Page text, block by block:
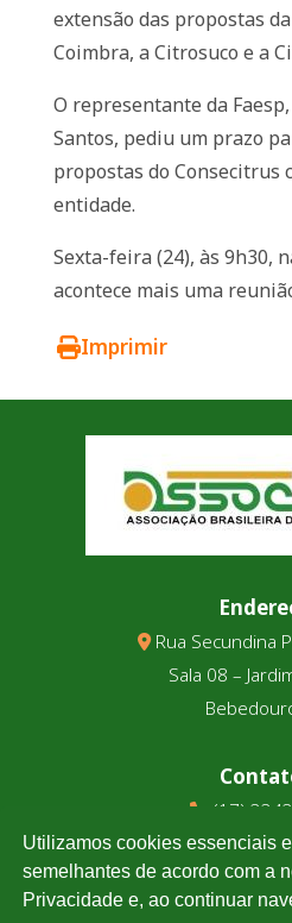
extensão das propostas
Coimbra, a Citrosuco e a
O representante da
Santos, pediu um prazo
propostas do Consecitrus
entidade.
Sexta-feira (24), às 9h30,
acontece mais uma
Imprimir
Rua Secundina
Sala 08 –
(17)
(17)
Utilizamos cookies essenciais
semelhantes de acordo com a
Privacidade e, ao continuar